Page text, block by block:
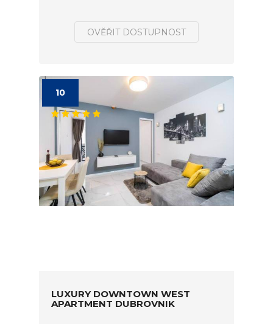
OVĚŘIT DOSTUPNOST
10
LUXURY DOWNTOWN WEST
APARTMENT DUBROVNIK